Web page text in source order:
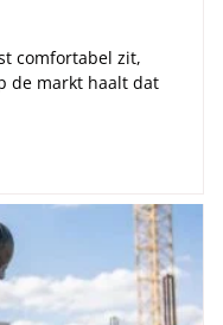
comfortabel zit,
de markt haalt dat